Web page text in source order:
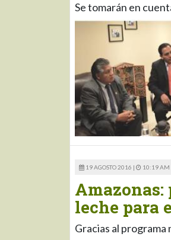
Se tomarán en
19 AGOSTO 2016 | 10:19 AM
Amazonas:
leche para
Gracias al programa